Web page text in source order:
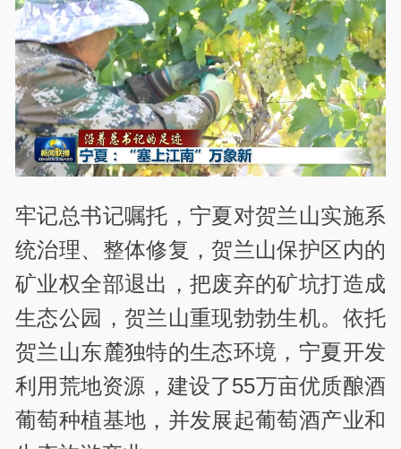
牢记总书记嘱托，宁夏对贺兰山实施系
统治理、整体修复，贺兰山保护区内的
矿业权全部退出，把废弃的矿坑打造成
生态公园，贺兰山重现勃勃生机。依托
贺兰山东麓独特的生态环境，宁夏开发
利用荒地资源，建设了55万亩优质酿酒
葡萄种植基地，并发展起葡萄酒产业和